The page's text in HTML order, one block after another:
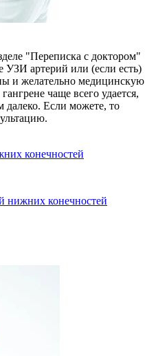
"Переписка с доктором"
артерий или (если есть)
и желательно медицинскую
чаще всего удается,
далеко. Если можете, то
конечностей
нижних конечностей